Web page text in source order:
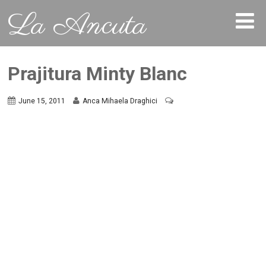
La Ancuta
Prajitura Minty Blanc
June 15, 2011 Anca Mihaela Draghici